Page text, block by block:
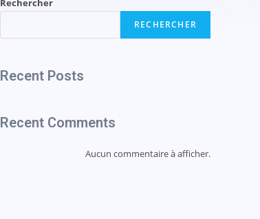
Rechercher
RECHERCHER
Recent Posts
Recent Comments
Aucun commentaire à afficher.